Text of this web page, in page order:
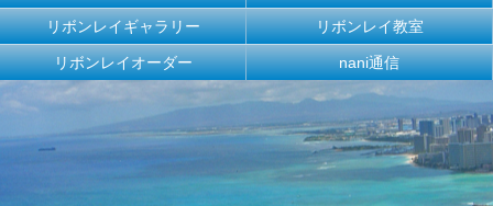
リボンレイギャラリー リボンレイ教室
リボンレイオーダー nani通信